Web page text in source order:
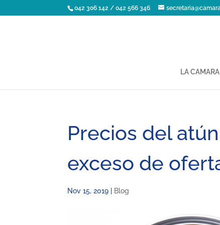
042 306 142 / 042 566 346
LA CAMARA
Precios del
exceso de
Nov 15, 2019 Blog